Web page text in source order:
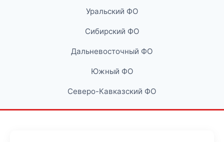
Уральский ФО
Сибирский ФО
Дальневосточный ФО
Южный ФО
Северо-Кавказский ФО